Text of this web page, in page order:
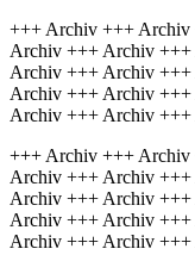
+++ Archiv +++
Archiv +++ Archiv
Archiv +++ Archiv
Archiv +++ Archiv
Archiv +++ Archiv
+++ Archiv +++
Archiv +++ Archiv
Archiv +++ Archiv
Archiv +++ Archiv
Archiv +++ Archiv